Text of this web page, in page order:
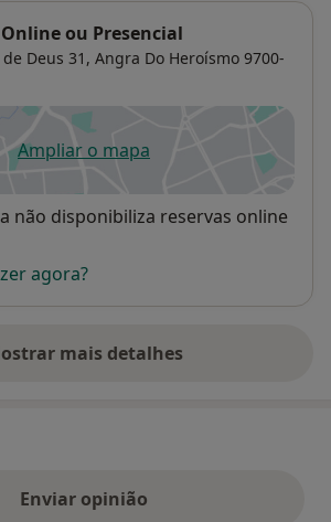
ou Presencial
Deus 31, Angra Do Heroísmo 9700-
Ampliar o mapaabre num novo separador
não disponibiliza reservas online
agora?
mais detalhes
sobre o endereço
Enviar opinião